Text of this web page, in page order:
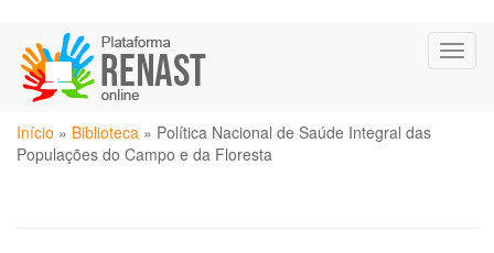
para
conteúdo
principal
Você
está
Início » Biblioteca » Política Nacional de Saúde Integral das
Populações do Campo e da Floresta